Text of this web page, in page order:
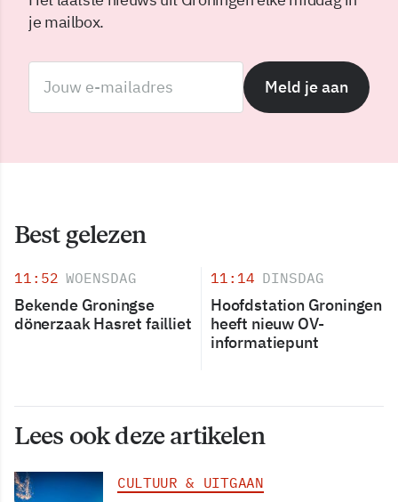
je mailbox.
Meld je aan
Best gelezen
11:52 WOENSDAG
Bekende Groningse
dönerzaak Hasret failliet
11:14 DINSDAG
Hoofdstation Groningen
heeft nieuw OV-
informatiepunt
Lees ook deze artikelen
CULTUUR & UITGAAN